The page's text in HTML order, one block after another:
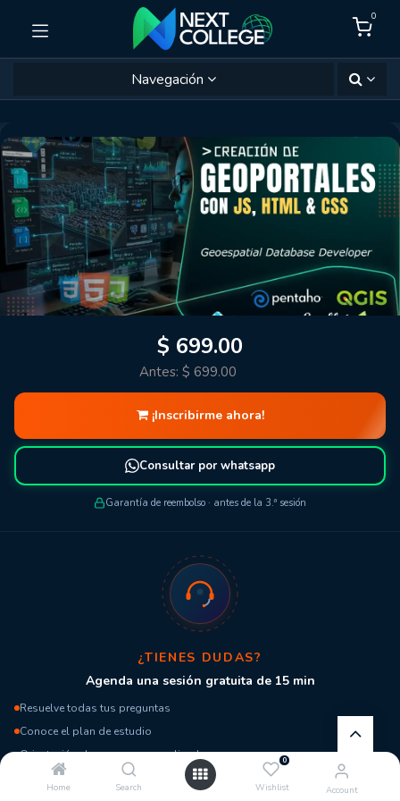
Home Search
0
Wishlist Account
0
Navegación
$ 699.00
Antes: $ 699.00
¡Inscribirme ahora!
Consultar por whatsapp
Garantía de reembolso · antes de la 3.ª sesión
¿TIENES DUDAS?
Agenda una sesión gratuita de 15 min
Resuelve todas tus preguntas
Conoce el plan de estudio
Orientación de carrera personalizada